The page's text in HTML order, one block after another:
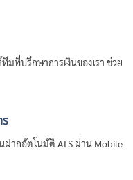
ทีมที่ปรึกษาการเงินของเรา ช่วย
กอัตโนมัติ ATS ผ่าน Mobile